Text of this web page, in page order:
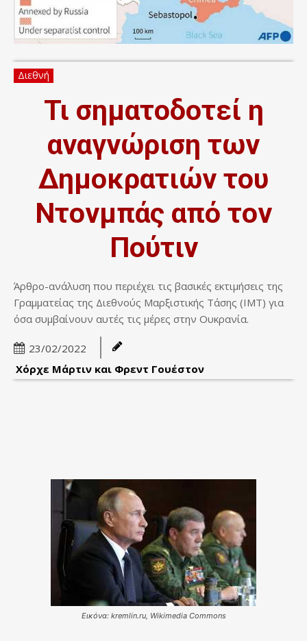
Διεθνή
Τι σηματοδοτεί η
αναγνώριση των
Δημοκρατιών του
Ντονμπάς από τον
Πούτιν
Άρθρο-ανάλυση που περιέχει τις βασικές εκτιμήσεις της
Γραμματείας της Διεθνούς Μαρξιστικής Τάσης (IMT) για
όσα συμβαίνουν αυτές τις μέρες στην Ουκρανία.
23/02/2022
Χόρχε Μάρτιν και Φρεντ Γουέστον
Εικόνα: kremlin.ru, Wikimedia Commons